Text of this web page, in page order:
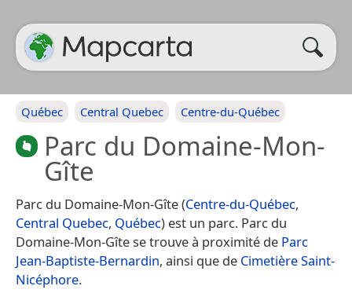
Québec Central Quebec Centre-du-Québec
Parc du Domaine-Mon-
Gîte
Parc du Domaine-Mon-Gîte (Centre-du-Québec,
Central Quebec, Québec) est un parc. Parc du
Domaine-Mon-Gîte se trouve à proximité de Parc
Jean-Baptiste-Bernardin, ainsi que de Cimetière Saint-
Nicéphore.